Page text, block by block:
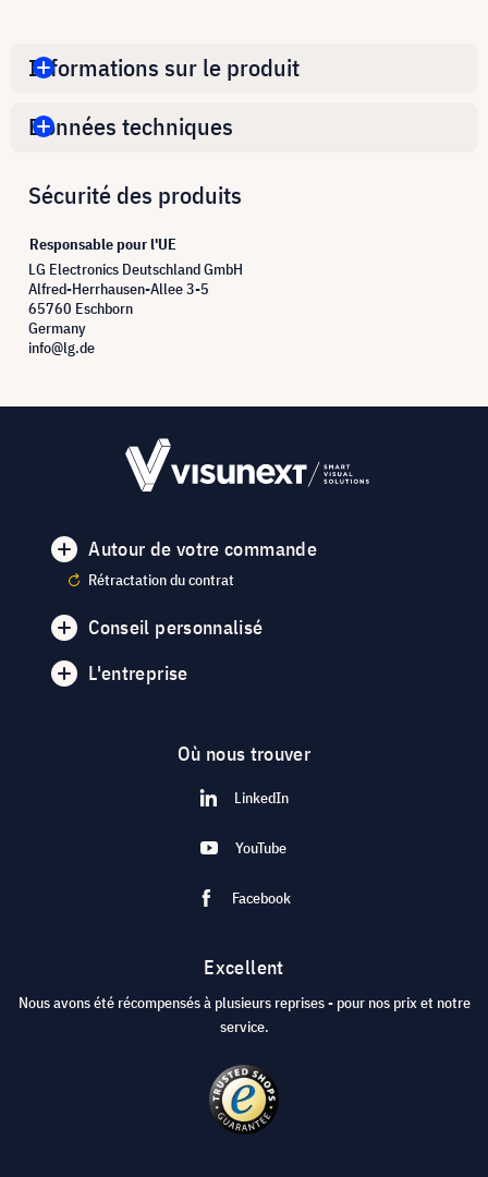
Informations sur le produit
Données techniques
Sécurité des produits
Responsable pour l'UE
LG Electronics Deutschland GmbH
Alfred-Herrhausen-Allee 3-5
65760 Eschborn
Germany
info@lg.de
Autour de votre commande
Rétractation du contrat
Conseil personnalisé
L'entreprise
Où nous trouver
LinkedIn
YouTube
Facebook
Excellent
Nous avons été récompensés à plusieurs reprises - pour nos prix et notre
service.